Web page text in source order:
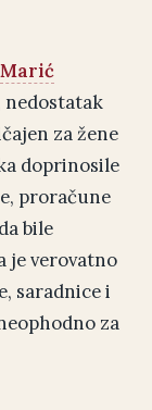
Marić
nedostatak
za žene
doprinosile
proračune
bile
je verovatno
saradnice i
za